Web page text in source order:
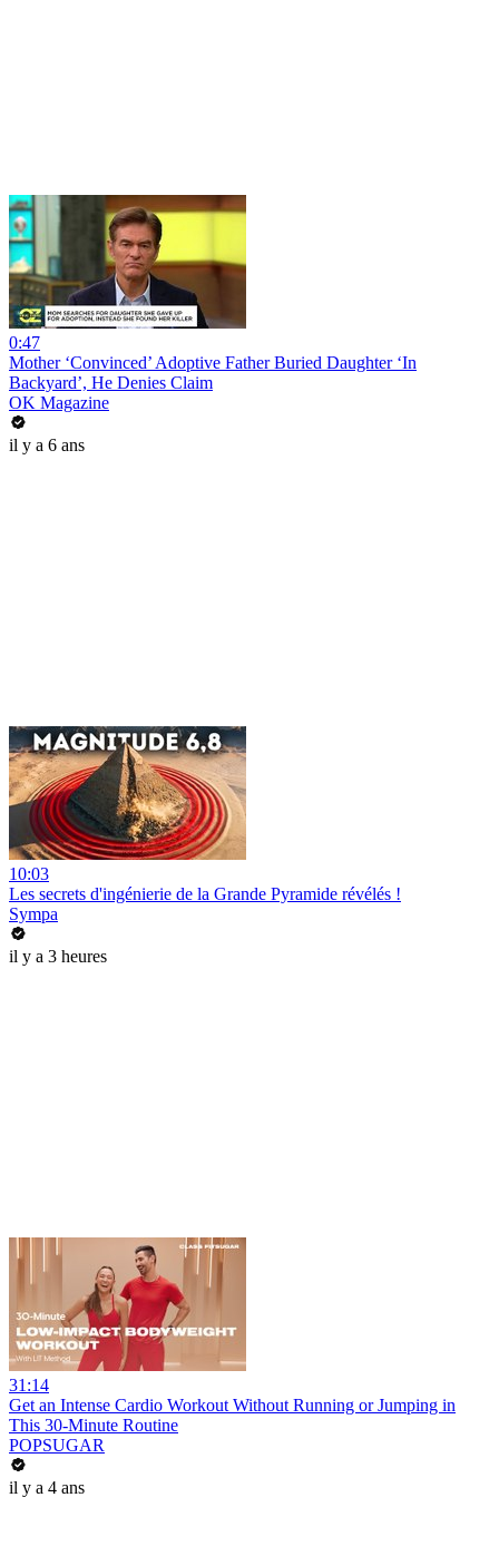
0:47
Mother ‘Convinced’ Adoptive Father Buried Daughter ‘In
Backyard’, He Denies Claim
OK Magazine
il y a 6 ans
10:03
Les secrets d'ingénierie de la Grande Pyramide révélés !
Sympa
il y a 3 heures
31:14
Get an Intense Cardio Workout Without Running or Jumping in
This 30-Minute Routine
POPSUGAR
il y a 4 ans